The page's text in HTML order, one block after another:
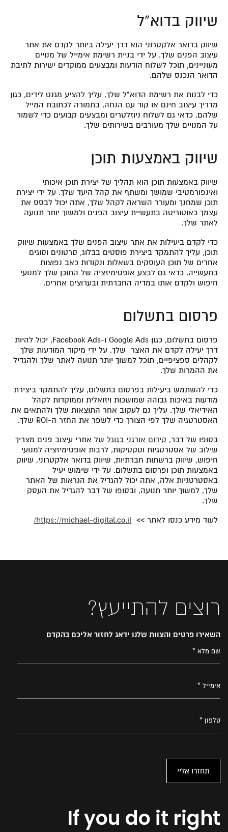
שיווק בדוא”ל
שיווק בדואר אלקטרוני הוא דרך יעילה ביותר לקדם את אתר
עיצוב הפנים שלך. על ידי בניית רשימת אימייל של מנויים
מעוניינים, תוכל לשלוח הודעות ומבצעים ממוקדים ישירות לתיבת
הדואר הנכנס שלהם.
כדי לבנות את רשימת הדוא”ל שלך, עליך להציע מגנט לידים, כגון
מדריך עיצוב חינם או קוד עם הנחה, בתמורה לכתובת המייל
שלהם. כדאי גם לשלוח ניוזלטרים ומבצעים קבועים כדי לשמור
על המנויים שלך מעורבים בשירותים שלך.
שיווק באמצעות תוכן
שיווק באמצעות תוכן הוא תהליך של יצירת תוכן איכותי
ואינפורמטיבי שמושך ומשתף את קהל היעד שלך. על ידי יצירת
תוכן שמחנך ומעורר השראה לקהל שלך, אתה יכול לבסס את
עצמך כאוטוריטה בתעשיית עיצוב הפנים ולמשוך יותר תנועה
לאתר שלך.
כדי לקדם ביעילות את אתר עיצוב הפנים שלך באמצעות שיווק
תוכן, עליך להתמקד ביצירת פוסטים בבלוג, סרטונים וסוגים
אחרים של תוכן העוסקים בשאלות ונקודות כאב נפוצות
בתעשייה. כדאי גם לבצע אופטימיזציה של התוכן שלך למנועי
חיפוש ולקדם אותו במדיה החברתית ובערוצים אחרים.
פרסום בתשלום
פרסום בתשלום, כגון Google Ads ו-Facebook Ads, יכול להיות
דרך יעילה לקדם את האצר שלך. על ידי מיקוד המודעות שלך
לקהלים ספציפיים, תוכל למשוך יותר תנועה לאתר שלך ולהגדיל
את ההמרות שלך.
כדי להשתמש ביעילות בפרסום בתשלום, עליך להתמקד ביצירת
מודעות באיכות גבוהה שמושכות ויזואלית וממוקדות לקהל
האידיאלי שלך. עליך גם לעקוב אחר התוצאות שלך ולהתאים את
האסטרטגיה שלך לפי הצורך כדי לשפר את החזר ה-ROI שלך.
בסופו של דבר, קידום אורגני בגוגל של אתרי עיצוב פנים מצריך
שילוב של אסטרטגיות וטקטיקות, לרבות אופטימיזציה למנועי
חיפוש, שיווק ברשתות חברתיות, שיווק בדואר אלקטרוני, שיווק
באמצעות תוכן ופרסום בתשלום. על ידי שימוש יעיל
באסטרטגיות אלה, אתה יכול להגדיל את הנראות של האתר
שלך, למשוך יותר תנועה, ובסופו של דבר להגדיל את העסק
שלך.
לעוד מידע כנסו לאתר >> https://michael-digital.co.il/
If you do it right
רוצים להתייעץ?
השאירו פרטים והצוות שלנו ידאג לחזור אליכם בהקדם